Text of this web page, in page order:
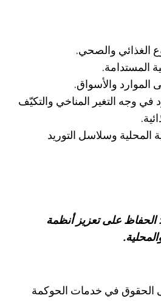
الغذائي والصحي.
المستدامة.
الموارد والأسواق.
في وجه التغير المناخي والتكيّف
المحلية وسلاسل التوريد
الحفاظ على تعزيز أنظمة
الحقوق في خدمات الحوكمة